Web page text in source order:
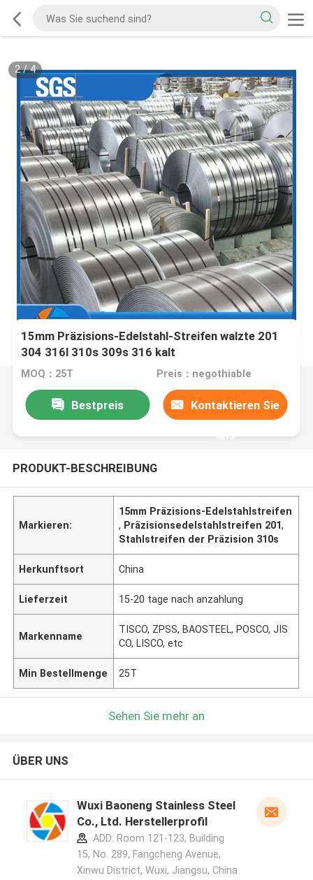
2/4
15mm Präzisions-Edelstahl-Streifen walzte 201
304 316l 310s 309s 316 kalt
MOQ：25T Preis：negothiable
Bestpreis Kontaktieren Sie
uns
PRODUKT-BESCHREIBUNG
Markieren:
15mm Präzisions-Edelstahlstreifen
, Präzisionsedelstahlstreifen 201,
Stahlstreifen der Präzision 310s
Herkunftsort China
Lieferzeit 15-20 tage nach anzahlung
Markenname
TISCO, ZPSS, BAOSTEEL, POSCO, JIS
CO, LISCO, etc
Min Bestellmenge 25T
Sehen Sie mehr an
ÜBER UNS
Wuxi Baoneng Stainless Steel
Co., Ltd. Herstellerprofil
ADD: Room 121-123, Building
15, No. 289, Fangcheng Avenue,
Xinwu District, Wuxi, Jiangsu, China